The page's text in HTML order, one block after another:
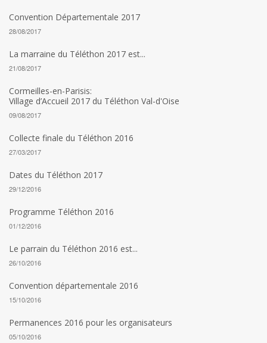
Convention Départementale 2017
28/08/2017
La marraine du Téléthon 2017 est...
21/08/2017
Cormeilles-en-Parisis:
Village d’Accueil 2017 du Téléthon Val-d'Oise
09/08/2017
Collecte finale du Téléthon 2016
27/03/2017
Dates du Téléthon 2017
29/12/2016
Programme Téléthon 2016
01/12/2016
Le parrain du Téléthon 2016 est...
26/10/2016
Convention départementale 2016
15/10/2016
Permanences 2016 pour les organisateurs
05/10/2016